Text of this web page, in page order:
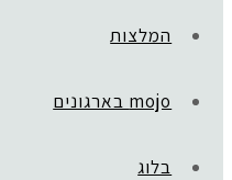
המלצות
mojo בארגונים
בלוג